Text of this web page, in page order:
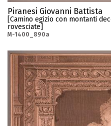
Piranesi Giovanni Battista
[Camino egizio con montanti
rovesciate]
M-1400_890a